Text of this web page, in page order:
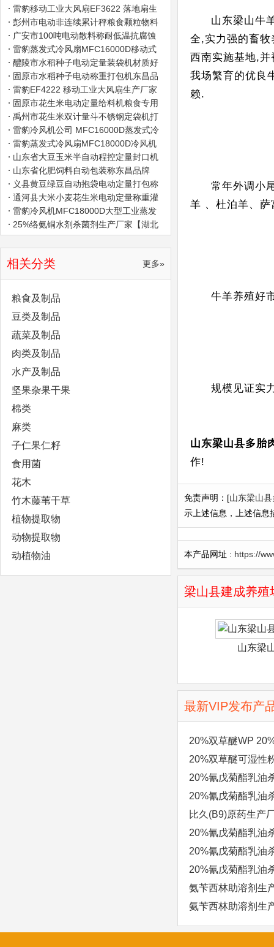
山东梁山牛
全,实力强的畜
西南实施基地,
我场繁育的优良
赖.
常年外调小
羊 、杜泊羊、
牛羊养殖好
规模见证实
山东梁山县多胎
作!
免责声明：[山东梁山
示上述信息，上述信息
本产品网址 : https://
梁山县建成养殖
山东梁
最新VIP发布产
20%双草醚WP
20%双草醚可湿性
有限公司】
20%氰戊菊酯乳油
20%氰戊菊酯乳油
比久(B9)原药生产
20%氰戊菊酯乳油
20%氰戊菊酯乳油
虫药】
20%氰戊菊酯乳油
氨苄西林助溶剂生
氨苄西林助溶剂生
雷豹移动工业大风扇EF3622 落地扇生
产厂家公司
彭州市电动非连续累计秤粮食颗粒物料
专用
广安市100吨电动散料称耐低温抗腐蚀
雷豹蒸发式冷风扇MFC16000D移动式
冷风机生产厂家
醴陵市水稻种子电动定量装袋机材质好
固原市水稻种子电动称重打包机东昌品
牌
雷豹EF4222 移动工业大风扇生产厂家
固原市花生米电动定量给料机粮食专用
秤
禹州市花生米双计量斗不锈钢定袋机打
包速度快
雷豹冷风机公司 MFC16000D蒸发式冷
风扇
雷豹蒸发式冷风扇MFC18000D冷风机
生产厂家
山东省大豆玉米半自动程控定量封口机
误差小
山东省化肥饲料自动包装称东昌品牌
义县黄豆绿豆自动抱袋电动定量打包称
好不好用
通河县大米小麦花生米电动定量称重灌
袋机近期降价了
雷豹冷风机MFC18000D大型工业蒸发
式空调扇
25%络氨铜水剂杀菌剂生产厂家【湖北
博蓝化工有限公司】
更多»
相关分类
粮食及制品
豆类及制品
蔬菜及制品
肉类及制品
水产及制品
坚果杂果干果
棉类
麻类
子仁果仁籽
食用菌
花木
竹木藤苇干草
植物提取物
动物提取物
动植物油